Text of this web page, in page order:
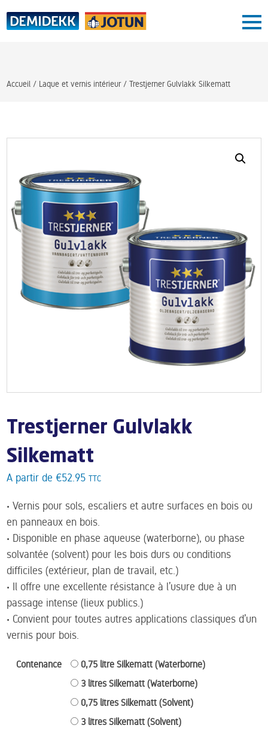
to
Conseil peinture
Accueil / Laque et vernis intérieur/ Trestjerner Gulvlakk Silkematt
Trestjerner Gulvlakk
Silkematt
A partir de€52.95 TTC
• Vernis pour sols, escaliers et autre surfaces en bois ou
en panneaux en bois.
• Disponible en phase aqueuse (waterborne), ou phase
solvantée (solvent) pour les bois durs ou conditions
difficiles (extérieur, plan de travail, etc.)
• Il offre une excellente résistance à l’usure due à un
passage intense (lieux publics.)
• Convient pour toutes autres applications classiques d’un
vernis pour bois.
Contenance
0,75 litre Silkematt (Waterborne)
3 litres Silkematt (Waterborne)
0,75 litres Silkematt (Solvent)
3 litres Silkematt (Solvent)